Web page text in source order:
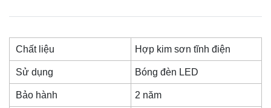
Chất liệu Hợp kim sơn tĩnh điện
Sử dụng Bóng đèn LED
Bảo hành 2 năm